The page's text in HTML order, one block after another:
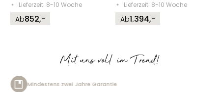
Lieferzeit: 8-10 Woche
Ab852,-
Lieferzeit: 8-10 Woche
Ab1.394,-
Mit uns voll im Trend!